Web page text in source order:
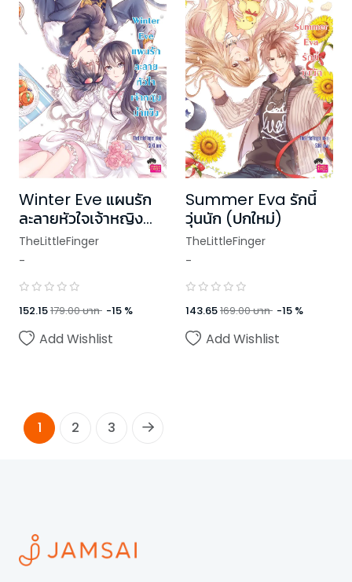
Winter Eve แผนรัก
ละลายหัวใจเจ้าหญิงน้ำ
แข็ง (ปกใหม่)
TheLittleFinger
-
152.15179.00บาท -15 %
Add Wishlist
Summer Eva รักนี้
วุ่นนัก (ปกใหม่)
TheLittleFinger
-
143.65169.00บาท -15 %
Add Wishlist
1 2 3